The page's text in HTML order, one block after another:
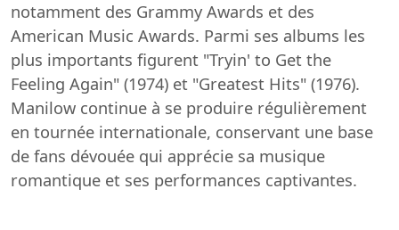
notamment des Grammy Awards et des
American Music Awards. Parmi ses albums les
plus importants figurent "Tryin' to Get the
Feeling Again" (1974) et "Greatest Hits" (1976).
Manilow continue à se produire régulièrement
en tournée internationale, conservant une base
de fans dévouée qui apprécie sa musique
romantique et ses performances captivantes.